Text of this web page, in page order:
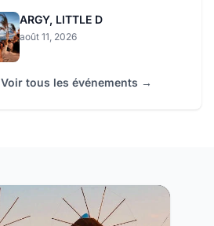
ARGY, LITTLE D
août 11, 2026
Voir tous les événements →